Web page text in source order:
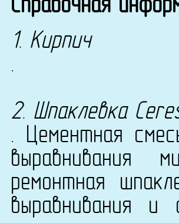
Справочная
1. Кирпич
.
2. Шпаклевка
. Цементная
выравнивания
ремонтная
выравнивания и